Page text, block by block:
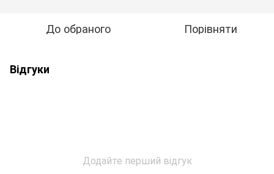
До обраного Порівняти
Відгуки
Додайте перший відгук